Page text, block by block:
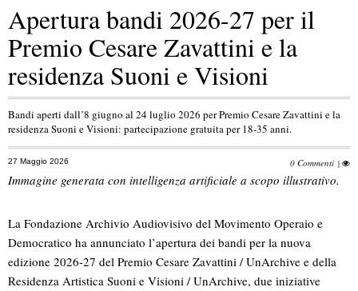
Apertura bandi 2026-27 per il
Premio Cesare Zavattini e la
residenza Suoni e Visioni
Bandi aperti dall’8 giugno al 24 luglio 2026 per Premio Cesare Zavattini e la
residenza Suoni e Visioni: partecipazione gratuita per 18-35 anni.
27 Maggio 2026 0 Commenti |
Immagine generata con intelligenza artificiale a scopo illustrativo.
La Fondazione Archivio Audiovisivo del Movimento Operaio e
Democratico ha annunciato l’apertura dei bandi per la nuova
edizione 2026-27 del Premio Cesare Zavattini / UnArchive e della
Residenza Artistica Suoni e Visioni / UnArchive, due iniziative